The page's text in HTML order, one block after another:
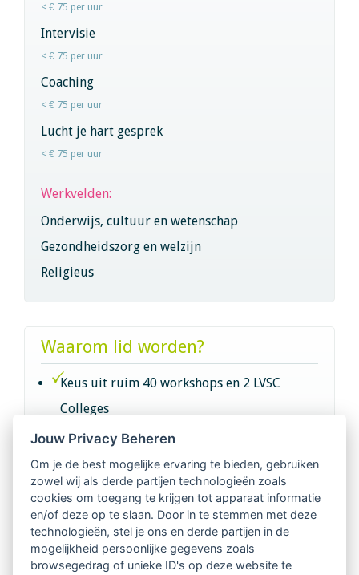
< € 75 per uur
Intervisie
< € 75 per uur
Coaching
< € 75 per uur
Lucht je hart gesprek
< € 75 per uur
Werkvelden:
Onderwijs, cultuur en wetenschap
Gezondheidszorg en welzijn
Religieus
Waarom lid worden?
Keus uit ruim 40 workshops en 2 LVSC
Colleges
Intervisie met geregistreerde vakgenoten
Netwerk van 2100 professionals in 14
regio's
Vindbaar voor opdrachtgevers
Jouw Privacy Beheren
Om je de best mogelijke ervaring te bieden, gebruiken
zowel wij als derde partijen technologieën zoals
cookies om toegang te krijgen tot apparaat informatie
en/of deze op te slaan. Door in te stemmen met deze
technologieën, stel je ons en derde partijen in de
mogelijkheid persoonlijke gegevens zoals
browsegedrag of unieke ID's op deze website te